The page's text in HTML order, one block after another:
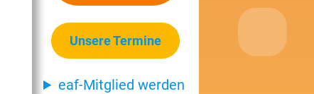
Unsere Termine
eaf-Mitglied werden